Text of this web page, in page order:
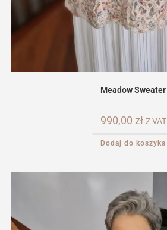
Meadow Sweater
990,00 zł Z VAT
Dodaj do koszyka